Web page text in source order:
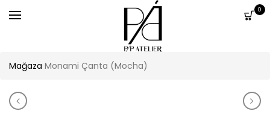
0
Mağaza Monami Çanta (Mocha)
Product navigation
Monami Çanta (Sarı)